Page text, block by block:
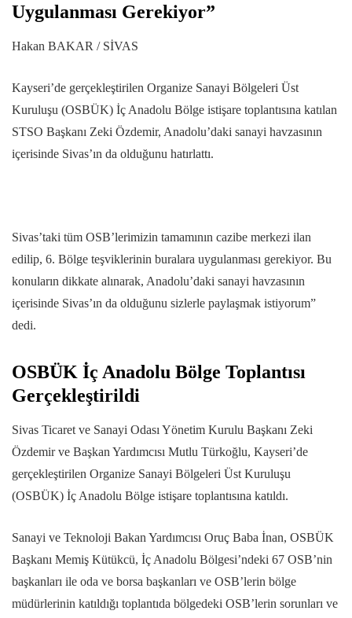
Uygulanması Gerekiyor”
Hakan BAKAR / SİVAS
Kayseri’de gerçekleştirilen Organize Sanayi Bölgeleri Üst
Kuruluşu (OSBÜK) İç Anadolu Bölge istişare toplantısına katılan
STSO Başkanı Zeki Özdemir, Anadolu’daki sanayi havzasının
içerisinde Sivas’ın da olduğunu hatırlattı.
Sivas’taki tüm OSB’lerimizin tamamının cazibe merkezi ilan
edilip, 6. Bölge teşviklerinin buralara uygulanması gerekiyor. Bu
konuların dikkate alınarak, Anadolu’daki sanayi havzasının
içerisinde Sivas’ın da olduğunu sizlerle paylaşmak istiyorum”
dedi.
OSBÜK İç Anadolu Bölge Toplantısı
Gerçekleştirildi
Sivas Ticaret ve Sanayi Odası Yönetim Kurulu Başkanı Zeki
Özdemir ve Başkan Yardımcısı Mutlu Türkoğlu, Kayseri’de
gerçekleştirilen Organize Sanayi Bölgeleri Üst Kuruluşu
(OSBÜK) İç Anadolu Bölge istişare toplantısına katıldı.
Sanayi ve Teknoloji Bakan Yardımcısı Oruç Baba İnan, OSBÜK
Başkanı Memiş Kütükcü, İç Anadolu Bölgesi’ndeki 67 OSB’nin
başkanları ile oda ve borsa başkanları ve OSB’lerin bölge
müdürlerinin katıldığı toplantıda bölgedeki OSB’lerin sorunları ve